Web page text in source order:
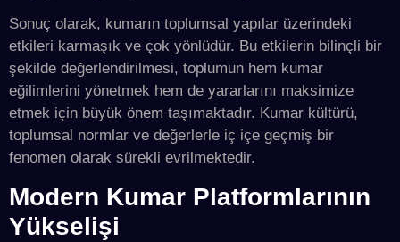
Sonuç olarak, kumarın toplumsal yapılar üzerindeki
etkileri karmaşık ve çok yönlüdür. Bu etkilerin bilinçli bir
şekilde değerlendirilmesi, toplumun hem kumar
eğilimlerini yönetmek hem de yararlarını maksimize
etmek için büyük önem taşımaktadır. Kumar kültürü,
toplumsal normlar ve değerlerle iç içe geçmiş bir
fenomen olarak sürekli evrilmektedir.
Modern Kumar Platformlarının
Yükselişi